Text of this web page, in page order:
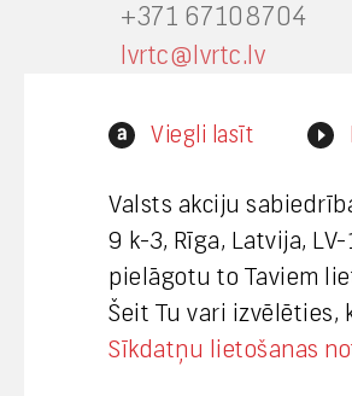
Viegli lasīt
Valsts akciju
9 k-3, Rīga, Latvija,
pielāgotu to Taviem
Šeit Tu vari
Sīkdatņu lietošanas
+371 67108704
lvrtc@lvrtc.lv
Zemitāna iela 9 k-3,
Interneta vietnes
administrators:
webmaster@lvrtc.lv